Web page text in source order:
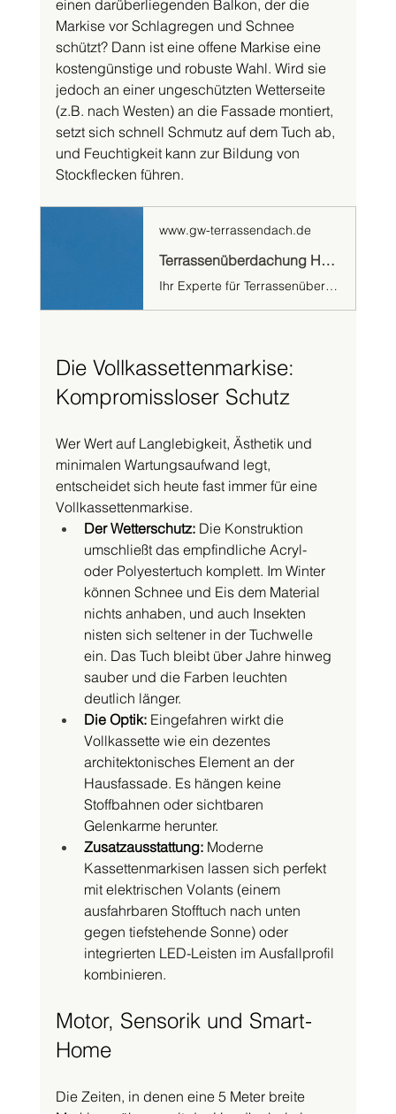
einen darüberliegenden Balkon, der die
Markise vor Schlagregen und Schnee
schützt? Dann ist eine offene Markise eine
kostengünstige und robuste Wahl. Wird sie
jedoch an einer ungeschützten Wetterseite
(z.B. nach Westen) an die Fassade montiert,
setzt sich schnell Schmutz auf dem Tuch ab,
und Feuchtigkeit kann zur Bildung von
Stockflecken führen.
www.gw-terrassendach.de
Terrassenüberdachung Hannover | Maßgefertigt von GW-Terrassendach
Ihr Experte für Terrassenüberdachung, Lamellendächer & Markisen in Hannover & Sarstedt. Individuelle Planung & Montage. Jetzt Termin vor Ort vereinbaren!
Die Vollkassettenmarkise:
Kompromissloser Schutz
Wer Wert auf Langlebigkeit, Ästhetik und
minimalen Wartungsaufwand legt,
entscheidet sich heute fast immer für eine
Vollkassettenmarkise.
Der Wetterschutz: Die Konstruktion
umschließt das empfindliche Acryl-
oder Polyestertuch komplett. Im Winter
können Schnee und Eis dem Material
nichts anhaben, und auch Insekten
nisten sich seltener in der Tuchwelle
ein. Das Tuch bleibt über Jahre hinweg
sauber und die Farben leuchten
deutlich länger.
Die Optik: Eingefahren wirkt die
Vollkassette wie ein dezentes
architektonisches Element an der
Hausfassade. Es hängen keine
Stoffbahnen oder sichtbaren
Gelenkarme herunter.
Zusatzausstattung: Moderne
Kassettenmarkisen lassen sich perfekt
mit elektrischen Volants (einem
ausfahrbaren Stofftuch nach unten
gegen tiefstehende Sonne) oder
integrierten LED-Leisten im Ausfallprofil
kombinieren.
Motor, Sensorik und Smart-
Home
Die Zeiten, in denen eine 5 Meter breite